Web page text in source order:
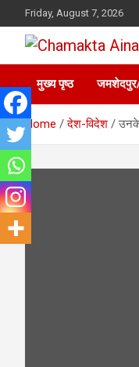
to
content
Friday, August 7, 2026
Hindi News Paper –
मुख्य पृष्ठ
जमशेदपुर/
Home देश-विदेश उनके